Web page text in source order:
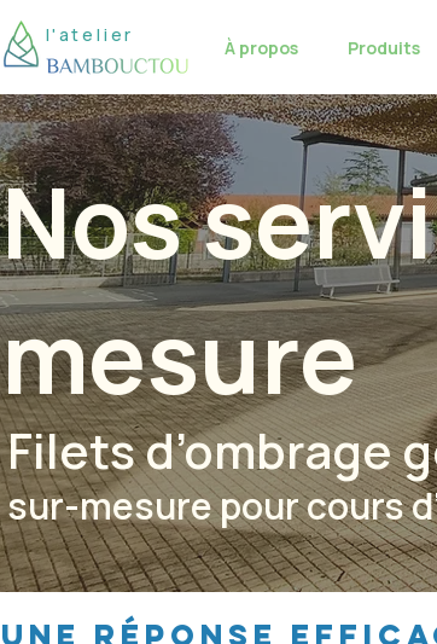
l'atelier
À propos Produits
Nos
mesure
Filets d’ombrage
sur-mesure pour cours
une réponse